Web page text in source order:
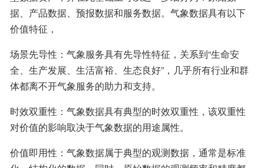
据、产品数据、预报数据和服务数据。气象数据具有以下
价值特征，
场景先导性：气象服务具有先导性特征，关系到“生命安
全、生产发展、生活富裕、生态良好”，几乎所有行业和群
体都离不开气象服务的助力和支持。
时效双重性：气象数据具有典型的时效双重性，该双重性
对价值的影响取决于气象数据的用途属性。
价值即用性：气象数据属于典型的观测数据，通常是标准